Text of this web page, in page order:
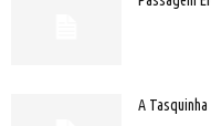
A Tasquinha